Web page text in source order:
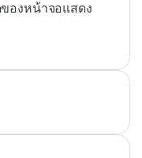
องหน้าจอแสดง